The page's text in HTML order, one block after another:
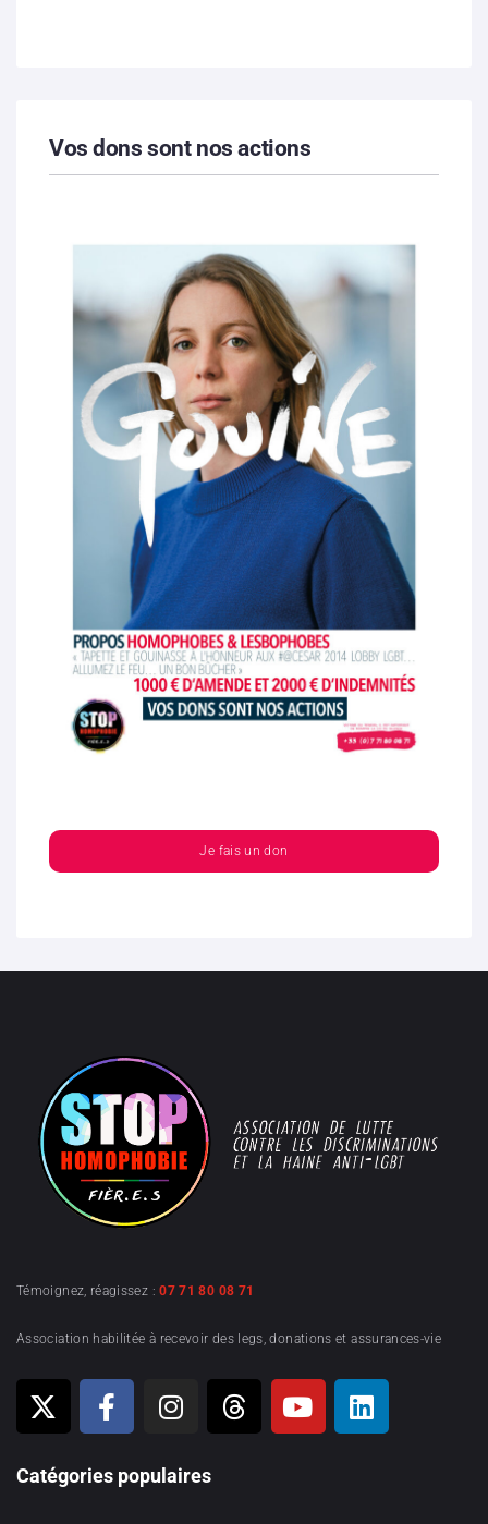
Vos dons sont nos actions
Je fais un don
Témoignez, réagissez :07 71 80 08 71
Association habilitée à recevoir des legs, donations et assurances-vie
Catégories populaires